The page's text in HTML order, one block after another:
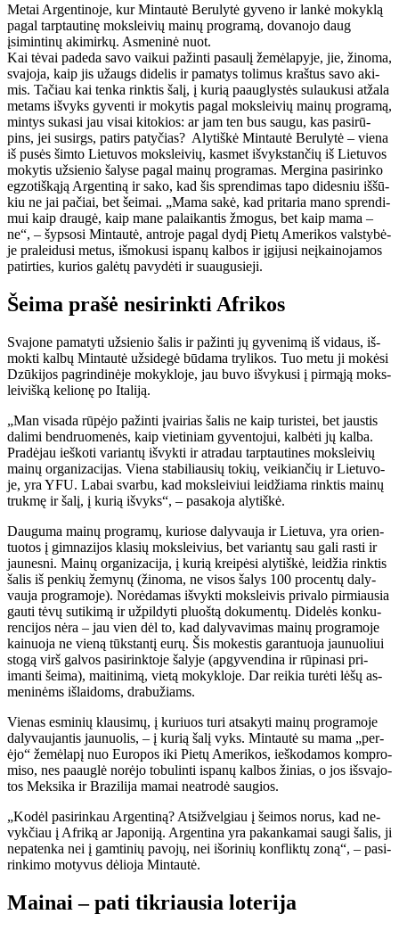
Metai Argentinoje, kur Mintautė Berulytė gyveno ir lankė mokyklą
pagal tarptautinę moksleivių mainų programą, dovanojo daug
įsimintinų akimirkų. Asmeninė nuot.
Kai tė­vai pa­de­da sa­vo vai­kui pa­žin­ti pa­sau­lį že­mė­la­py­je, jie, ži­no­ma,
sva­jo­ja, kaip jis už­augs di­de­lis ir pa­ma­tys to­li­mus kraš­tus sa­vo aki­
mis. Ta­čiau kai ten­ka rink­tis ša­lį, į ku­rią pa­aug­lys­tės su­lau­ku­si at­ža­la
me­tams iš­vyks gy­ven­ti ir mo­ky­tis pa­gal moks­lei­vių mai­nų pro­gra­mą,
min­tys su­ka­si jau vi­sai ki­to­kios: ar jam ten bus sau­gu, kas pa­si­rū­
pins, jei su­sirgs, pa­tirs pa­ty­čias? Aly­tiš­kė Min­tau­tė Be­ru­ly­tė – vie­na
iš pu­sės šim­to Lie­tu­vos moks­lei­vių, kas­met iš­vyks­tan­čių iš Lie­tu­vos
mo­ky­tis už­sie­nio ša­ly­se pa­gal mai­nų pro­gra­mas. Mer­gi­na pa­si­rin­ko
eg­zo­tiš­ką­ją Ar­gen­ti­ną ir sa­ko, kad šis spren­di­mas ta­po di­des­niu iš­šū­
kiu ne jai pa­čiai, bet šei­mai. „Ma­ma sa­kė, kad pri­ta­ria ma­no spren­di­
mui kaip drau­gė, kaip ma­ne pa­lai­kan­tis žmo­gus, bet kaip ma­ma –
ne“, – šyp­so­si Min­tau­tė, ant­ro­je pa­gal dy­dį Pie­tų Ame­ri­kos vals­ty­bė­
je pra­lei­du­si me­tus, iš­mo­ku­si is­pa­nų kal­bos ir įgi­ju­si ne­įkai­no­ja­mos
pa­tir­ties, ku­rios ga­lė­tų pa­vy­dė­ti ir su­au­gu­sie­ji.
Šei­ma pra­šė ne­si­rink­ti Af­ri­kos
Sva­jo­ne pa­ma­ty­ti už­sie­nio ša­lis ir pa­žin­ti jų gy­ve­ni­mą iš vi­daus, iš­
mok­ti kal­bų Min­tau­tė už­si­de­gė bū­da­ma try­li­kos. Tuo me­tu ji mo­kė­si
Dzū­ki­jos pa­grin­di­nė­je mo­kyk­lo­je, jau bu­vo iš­vy­ku­si į pir­mą­ją moks­
lei­viš­ką ke­lio­nę po Ita­li­ją.
„Man vi­sa­da rū­pė­jo pa­žin­ti įvai­rias ša­lis ne kaip tu­ris­tei, bet jaus­tis
da­li­mi ben­druo­me­nės, kaip vie­ti­niam gy­ven­to­jui, kal­bė­ti jų kal­ba.
Pra­dė­jau ieš­ko­ti va­rian­tų iš­vyk­ti ir at­ra­dau tarp­tau­ti­nes moks­lei­vių
mai­nų or­ga­ni­za­ci­jas. Vie­na sta­bi­liau­sių to­kių, vei­kian­čių ir Lie­tu­vo­
je, yra YFU. La­bai svar­bu, kad moks­lei­viui lei­džia­ma rink­tis mai­nų
truk­mę ir ša­lį, į ku­rią iš­vyks“, – pa­sa­ko­ja aly­tiš­kė.
Dau­gu­ma mai­nų pro­gra­mų, ku­rio­se da­ly­vau­ja ir Lie­tu­va, yra orien­
tuo­tos į gim­na­zi­jos kla­sių moks­lei­vius, bet va­rian­tų sau ga­li ras­ti ir
jau­nes­ni. Mai­nų or­ga­ni­za­ci­ja, į ku­rią krei­pė­si aly­tiš­kė, lei­džia rink­tis
ša­lis iš pen­kių že­my­nų (ži­no­ma, ne vi­sos ša­lys 100 pro­cen­tų da­ly­
vau­ja pro­gra­mo­je). No­rė­da­mas iš­vyk­ti moks­lei­vis pri­va­lo pir­miau­sia
gau­ti tė­vų su­ti­ki­mą ir už­pil­dy­ti pluoš­tą do­ku­men­tų. Di­de­lės kon­ku­
ren­ci­jos nė­ra – jau vien dėl to, kad da­ly­va­vi­mas mai­nų pro­gra­mo­je
kai­nuo­ja ne vie­ną tūks­tan­tį eu­rų. Šis mo­kes­tis ga­ran­tuo­ja jau­nuo­liui
sto­gą virš gal­vos pa­si­rink­to­je ša­ly­je (ap­gy­ven­di­na ir rū­pi­na­si pri­
iman­ti šei­ma), mai­ti­ni­mą, vie­tą mo­kyk­lo­je. Dar rei­kia tu­rė­ti lė­šų as­
me­ni­nėms iš­lai­doms, dra­bu­žiams.
Vie­nas es­mi­nių klau­si­mų, į ku­riuos tu­ri at­sa­ky­ti mai­nų pro­gra­mo­je
da­ly­vau­jan­tis jau­nuo­lis, – į ku­rią ša­lį vyks. Min­tau­tė su ma­ma „per­
ėjo“ že­mė­la­pį nuo Eu­ro­pos iki Pie­tų Ame­ri­kos, ieš­ko­da­mos kom­pro­
mi­so, nes pa­aug­lė no­rė­jo to­bu­lin­ti is­pa­nų kal­bos ži­nias, o jos iš­sva­jo­
tos Mek­si­ka ir Bra­zi­li­ja ma­mai ne­at­ro­dė sau­gios.
„Ko­dėl pa­si­rin­kau Ar­gen­ti­ną? At­si­žvel­giau į šei­mos no­rus, kad ne­
vyk­čiau į Af­ri­ką ar Ja­po­ni­ją. Ar­gen­ti­na yra pa­kan­ka­mai sau­gi ša­lis, ji
ne­pa­ten­ka nei į gam­ti­nių pa­vo­jų, nei iš­ori­nių kon­flik­tų zo­ną“, – pa­si­
rin­ki­mo mo­ty­vus dė­lio­ja Min­tau­tė.
Mai­nai – pa­ti tik­riau­sia lo­te­ri­ja